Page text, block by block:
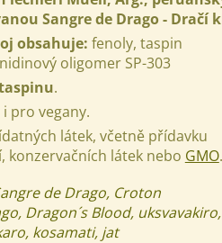
Sangre de Drago - Dračí
obsahuje: fenoly, taspin
oligomer SP-303
.
pro vegany.
látek, včetně přídavku
konzervačních látek nebo GMO.
de Drago, Croton
Dragon´s Blood, uksvavakiro,
kosamati, jat